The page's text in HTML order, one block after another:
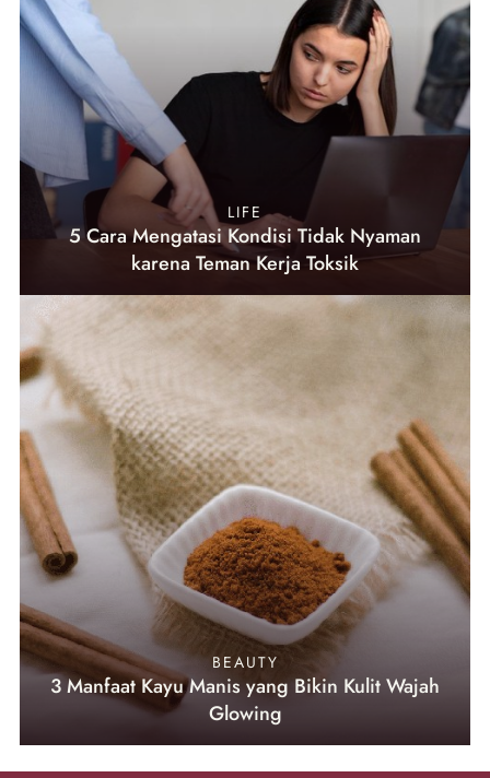
LIFE
5 Cara Mengatasi Kondisi Tidak Nyaman
karena Teman Kerja Toksik
BEAUTY
3 Manfaat Kayu Manis yang Bikin Kulit Wajah
Glowing